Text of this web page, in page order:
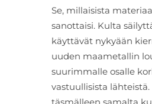
Se, millaisista
sanottaisi. Kulta
käyttävät nykyään
uuden maametallin
suurimmalle osalle
vastuullisista